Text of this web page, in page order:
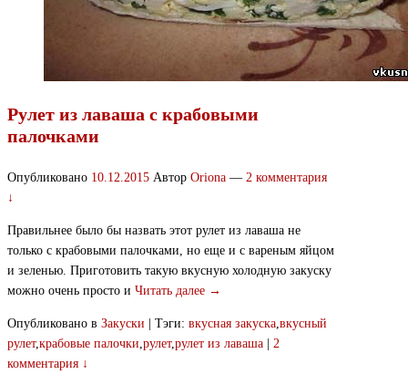
Рулет из лаваша с крабовыми
палочками
Опубликовано 10.12.2015 Автор Oriona — 2 комментария
↓
Правильнее было бы назвать этот рулет из лаваша не
только с крабовыми палочками, но еще и с вареным яйцом
и зеленью. Приготовить такую вкусную холодную закуску
можно очень просто и Читать далее →
Опубликовано в Закуски | Тэги: вкусная закуска вкусный
рулет, крабовые палочки рулет, рулет из лаваша | 2
комментария ↓